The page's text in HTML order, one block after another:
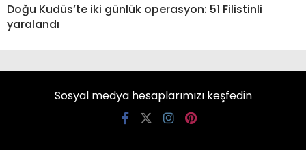
Doğu Kudüs’te iki günlük operasyon: 51 Filistinli
yaralandı
Sosyal medya hesaplarımızı keşfedin